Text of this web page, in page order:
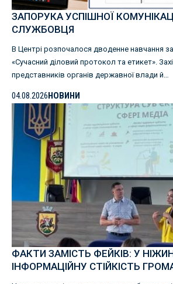
ЗАПОРУКА УСПІШНОЇ
СЛУЖБОВЦЯ
В Центрі розпочалося дводенне навчання
«Сучасний діловий протокол та етикет».
представників органів державної влади й…
04.08.2026НОВИНИ
ФАКТИ ЗАМІСТЬ ФЕЙКІВ: У
ІНФОРМАЦІЙНУ СТІЙКІСТЬ